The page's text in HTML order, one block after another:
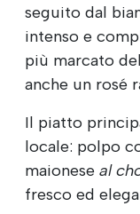
seguito dal
intenso e
più marcato
anche un rosé
Il piatto
locale: polpo
maionese al
fresco ed